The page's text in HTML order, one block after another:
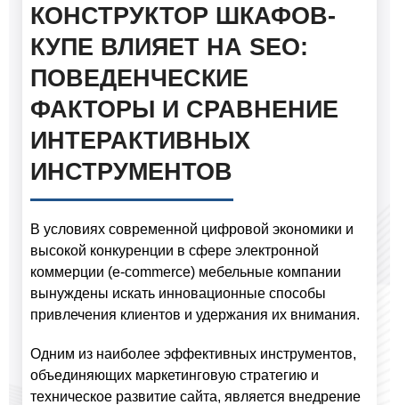
КОНСТРУКТОР ШКАФОВ-
КУПЕ ВЛИЯЕТ НА SEO:
ПОВЕДЕНЧЕСКИЕ
ФАКТОРЫ И СРАВНЕНИЕ
ИНТЕРАКТИВНЫХ
ИНСТРУМЕНТОВ
В условиях современной цифровой экономики и
высокой конкуренции в сфере электронной
коммерции (e-commerce) мебельные компании
вынуждены искать инновационные способы
привлечения клиентов и удержания их внимания.
Одним из наиболее эффективных инструментов,
объединяющих маркетинговую стратегию и
техническое развитие сайта, является внедрение